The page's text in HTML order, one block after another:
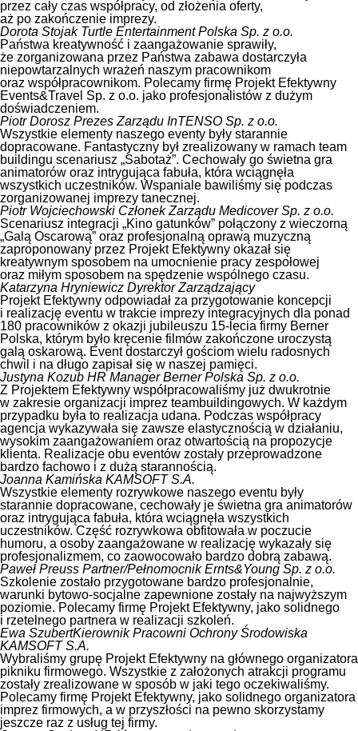
przez cały czas współpracy, od złożenia oferty,
aż po zakończenie imprezy.
Dorota Stojak Turtle Entertainment Polska Sp. z o.o.
Państwa kreatywność i zaangażowanie sprawiły,
że zorganizowana przez Państwa zabawa dostarczyła
niepowtarzalnych wrażeń naszym pracownikom
oraz współpracownikom. Polecamy firmę Projekt Efektywny
Events&Travel Sp. z o.o. jako profesjonalistów z dużym
doświadczeniem.
Piotr Dorosz Prezes Zarządu InTENSO Sp. z o.o.
Wszystkie elementy naszego eventy były starannie
dopracowane. Fantastyczny był zrealizowany w ramach team
buildingu scenariusz „Sabotaż”. Cechowały go świetna gra
animatorów oraz intrygująca fabuła, która wciągnęła
wszystkich uczestników. Wspaniale bawiliśmy się podczas
zorganizowanej imprezy tanecznej.
Piotr Wojciechowski Członek Zarządu Medicover Sp. z o.o.
Scenariusz integracji „Kino gatunków” połączony z wieczorną
„Galą Oscarową” oraz profesjonalną oprawą muzyczną
zaproponowany przez Projekt Efektywny okazał się
kreatywnym sposobem na umocnienie pracy zespołowej
oraz miłym sposobem na spędzenie wspólnego czasu.
Katarzyna Hryniewicz Dyrektor Zarządzający
Projekt Efektywny odpowiadał za przygotowanie koncepcji
i realizację eventu w trakcie imprezy integracyjnych dla ponad
180 pracowników z okazji jubileuszu 15-lecia firmy Berner
Polska, którym było kręcenie filmów zakończone uroczystą
galą oskarową. Event dostarczył gościom wielu radosnych
chwil i na długo zapisał się w naszej pamięci.
Justyna Kozub HR Manager Berner Polska Sp. z o.o.
Z Projektem Efektywny współpracowaliśmy już dwukrotnie
w zakresie organizacji imprez teambuildingowych. W każdym
przypadku była to realizacja udana. Podczas współpracy
agencja wykazywała się zawsze elastycznością w działaniu,
wysokim zaangażowaniem oraz otwartością na propozycje
klienta. Realizacje obu eventów zostały przeprowadzone
bardzo fachowo i z dużą starannością.
Joanna Kamińska KAMSOFT S.A.
Wszystkie elementy rozrywkowe naszego eventu były
starannie dopracowane, cechowały je świetna gra animatorów
oraz intrygująca fabuła, która wciągnęła wszystkich
uczestników. Część rozrywkowa obfitowała w poczucie
humoru, a osoby zaangażowane w realizację wykazały się
profesjonalizmem, co zaowocowało bardzo dobrą zabawą.
Paweł Preuss Partner/Pełnomocnik Ernts&Young Sp. z o.o.
Szkolenie zostało przygotowane bardzo profesjonalnie,
warunki bytowo-socjalne zapewnione zostały na najwyższym
poziomie. Polecamy firmę Projekt Efektywny, jako solidnego
i rzetelnego partnera w realizacji szkoleń.
Ewa SzubertKierownik Pracowni Ochrony Środowiska
KAMSOFT S.A.
Wybraliśmy grupę Projekt Efektywny na głównego organizatora
pikniku firmowego. Wszystkie z założonych atrakcji programu
zostały zrealizowane w sposób w jaki tego oczekiwaliśmy.
Polecamy firmę Projekt Efektywny, jako solidnego organizatora
imprez firmowych, a w przyszłości na pewno skorzystamy
jeszcze raz z usług tej firmy.